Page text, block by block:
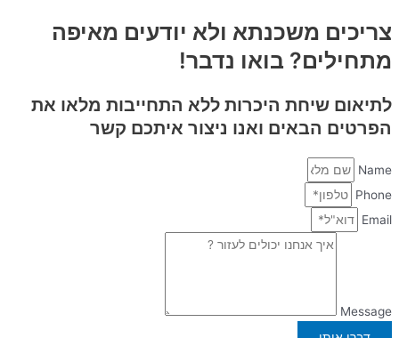
צריכים משכנתא ולא יודעים מאיפה
מתחילים? בואו נדבר!
לתיאום שיחת היכרות ללא התחייבות מלאו את
הפרטים הבאים ואנו ניצור איתכם קשר
Name
Phone
Email
Message